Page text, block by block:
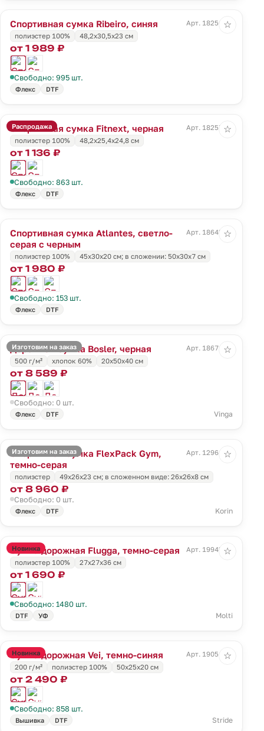
Спортивная сумка Ribeiro, синяя
Арт. 18256.40
полиэстер 100%
48,2x30,5x23 cм
от 1 989 ₽
Свободно: 995 шт.
Флекс DTF
☆
Распродажа
Спортивная сумка Fitnext, черная
Арт. 18257.30
полиэстер 100%
48,2х25,4х24,8 см
от 1 136 ₽
Свободно: 863 шт.
Флекс DTF
☆
Спортивная сумка Atlantes, светло-
серая с черным
Арт. 18645.13
полиэстер 100% 45х30х20 см; в сложении: 50х30х7 см
от 1 980 ₽
Свободно: 153 шт.
Флекс DTF
☆
Изготовим на заказ
Дорожная сумка Bosler, черная
Арт. 18671.30
500 г/м²
хлопок 60% 20х50х40 см
от 8 589 ₽
Свободно: 0 шт.
Флекс DTF Vinga
☆
Изготовим на заказ
Спортивная сумка FlexPack Gym,
темно-серая
Арт. 12961.11
полиэстер 49х26х23 см; в сложенном виде: 26х26х8 см
от 8 960 ₽
Свободно: 0 шт.
Флекс DTF Korin
☆
Новинка
Сумка дорожная Flugga, темно-серая
Арт. 19945.13
полиэстер 100%
27x27x36 см
от 1 690 ₽
Свободно: 1480 шт.
DTF УФ Molti
☆
Новинка
Сумка дорожная Vei, темно-синяя
Арт. 19051.40
200 г/м²
полиэстер 100% 50x25x20 см
от 2 490 ₽
Свободно: 858 шт.
Вышивка DTF Stride
☆